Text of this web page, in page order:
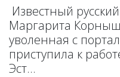
Известный
Маргарита
уволенная с
приступила к
Эст...